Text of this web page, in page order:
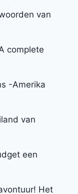
van
complete
-Amerika
van
een
Het